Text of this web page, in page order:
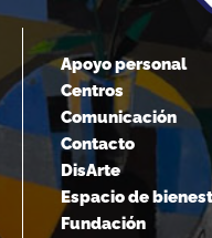
Apoyo personal
Centros
Comunicación
Contacto
DisArte
Espacio de
Fundación